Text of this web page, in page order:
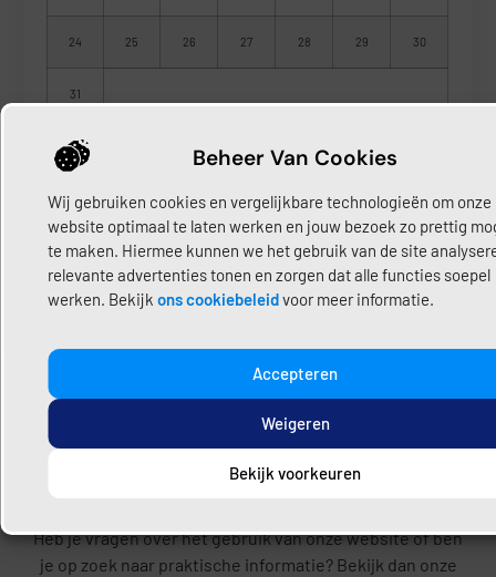
Beheer Van Cookies
Wij gebruiken cookies en vergelijkbare technologieën om onze
website optimaal te laten werken en jouw bezoek zo prettig
te maken. Hiermee kunnen we het gebruik van de site
relevante advertenties tonen en zorgen dat alle functies soepel
werken. Bekijk ons cookiebeleidvoor meer informatie.
Accepteren
Weigeren
Bekijk voorkeuren
24 25 26 27 28 29 30
31
Wat doet een loodgieter?
Waarom een goede loodgieter belangrijk is
Tips voor het kiezen van een loodgieter
Begrippen loodgieters
Veelgestelde vragen – Alles
Heb je vragen over het gebruik van onze website of ben
je op zoek naar praktische informatie? Bekijk dan onze